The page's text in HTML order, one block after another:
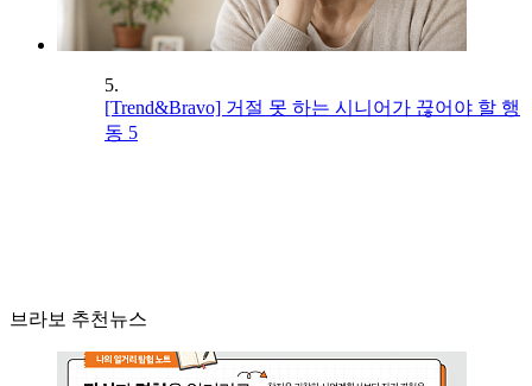
5.
[Trend&Bravo] 거절 못 하는 시니어가 끊어야 할 행
동 5
브라보 추천뉴스